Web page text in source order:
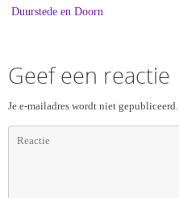
Duurstede en Doorn
Geef een reactie
Je e-mailadres wordt niet gepubliceerd.